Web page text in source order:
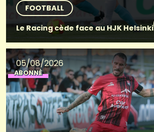
FOOTBALL
Le Racing cède face au HJK Helsinki
05/08/2026
ABONNÉ